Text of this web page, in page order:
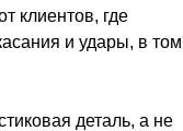
клиентов, где
и удары, в том
деталь, а не